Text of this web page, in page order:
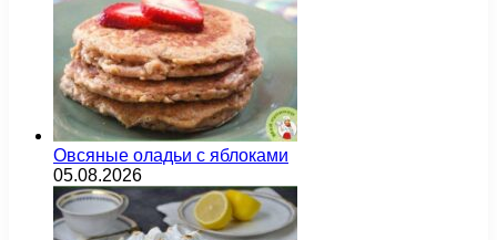
Овсяные оладьи с яблоками
05.08.2026